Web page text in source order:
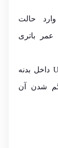
حالت
باتری
همچنین محفظه‌ای برای نگهداری دانگل USB داخل بدنه
گم شدن آن